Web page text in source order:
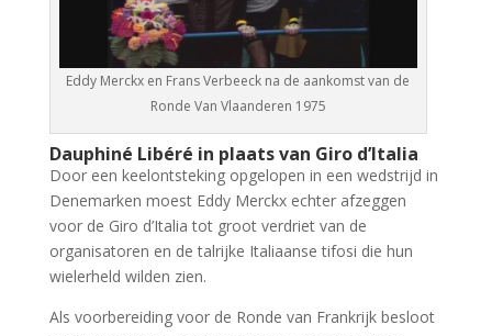
Eddy Merckx en Frans Verbeeck na de aankomst van de
Ronde Van Vlaanderen 1975
Dauphiné Libéré in plaats van Giro d’Italia
Door een keelontsteking opgelopen in een wedstrijd in
Denemarken moest Eddy Merckx echter afzeggen
voor de Giro d’Italia tot groot verdriet van de
organisatoren en de talrijke Italiaanse tifosi die hun
wielerheld wilden zien.
Als voorbereiding voor de Ronde van Frankrijk besloot